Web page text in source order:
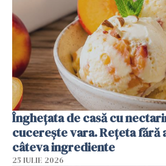
Înghețata de casă cu
cucerește vara. Rețeta fără
câteva ingrediente
25 IULIE 2026